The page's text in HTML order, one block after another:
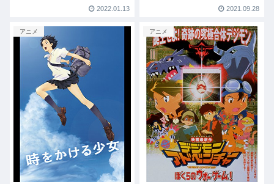
2022.01.13 2021.09.28
アニメ アニメ